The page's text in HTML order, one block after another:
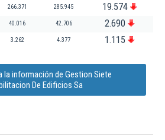
266.371 285.945 19.574
40.016 42.706 2.690
3.262 4.377 1.115
la información de Gestion Siete
De Edificios Sa